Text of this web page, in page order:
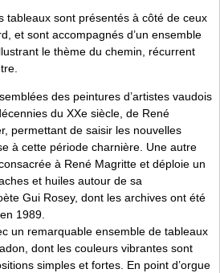
tableaux sont présentés à côté de ceux
et sont accompagnés d’un ensemble
le thème du chemin, récurrent
des peintures d’artistes vaudois
du XXe siècle, de René
permettant de saisir les nouvelles
à cette période charnière. Une autre
à René Magritte et déploie un
et huiles autour de sa
Gui Rosey, dont les archives ont été
1989.
un remarquable ensemble de tableaux
dont les couleurs vibrantes sont
simples et fortes. En point d’orgue